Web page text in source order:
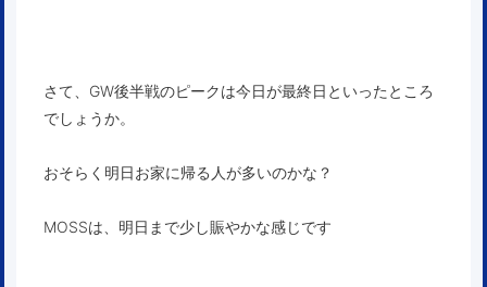
さて、GW後半戦のピークは今日が最終日といったところ
でしょうか。
おそらく明日お家に帰る人が多いのかな？
MOSSは、明日まで少し賑やかな感じです